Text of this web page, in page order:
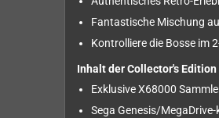
Fantastische Mischung
Kontrolliere die Bosse im
Inhalt der Collector's Edition
Exklusive X68000
Sega Genesis/